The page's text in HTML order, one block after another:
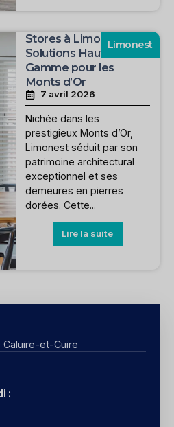
Limonest
Stores à Limonest :
Solutions Haut de
Gamme pour les
Monts d’Or
7 avril 2026
Nichée dans les
prestigieux Monts d’Or,
Limonest séduit par son
patrimoine architectural
exceptionnel et ses
demeures en pierres
dorées. Cette...
Lire la suite
Caluire-et-Cuire
: